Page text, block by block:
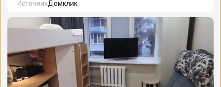
ИсточникДомклик